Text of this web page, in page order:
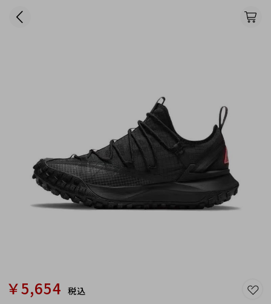
￥5,654 税込